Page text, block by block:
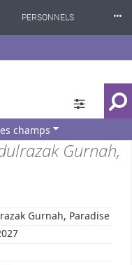
PERSONNELS ⸱⸱⸱
champs
Gurnah,
Gurnah, Paradise